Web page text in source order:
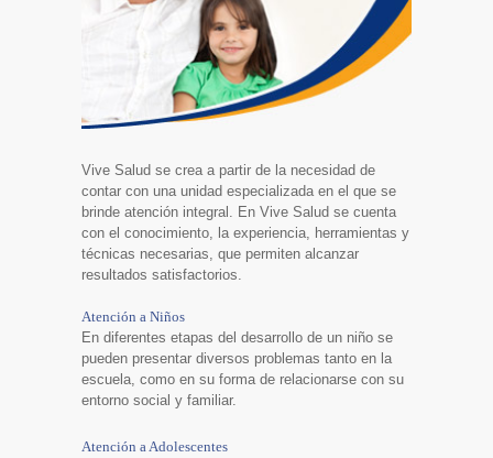
Vive Salud se crea a partir de la necesidad de
contar con una unidad especializada en el que se
brinde atención integral. En Vive Salud se cuenta
con el conocimiento, la experiencia, herramientas y
técnicas necesarias, que permiten alcanzar
resultados satisfactorios.
Atención a Niños
En diferentes etapas del desarrollo de un niño se
pueden presentar diversos problemas tanto en la
escuela, como en su forma de relacionarse con su
entorno social y familiar.
Atención a Adolescentes